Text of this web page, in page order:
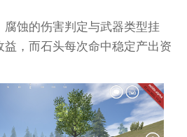
蚀的伤害判定与武器类型挂
，而石头每次命中稳定产出资